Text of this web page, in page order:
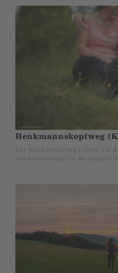
Henkmannskopfweg
Der Rundwanderweg führt um
Henkmannskopf in Medebach-